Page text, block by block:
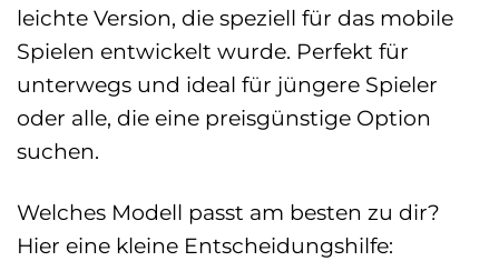
leichte Version, die speziell für das mobile
Spielen entwickelt wurde. Perfekt für
unterwegs und ideal für jüngere Spieler
oder alle, die eine preisgünstige Option
suchen.
Welches Modell passt am besten zu dir?
Hier eine kleine Entscheidungshilfe: